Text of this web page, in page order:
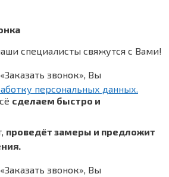
специалисты свяжутся с Вами!
звонок», Вы
персональных данных.
сделаем быстро и
проведёт замеры и предложит
звонок», Вы